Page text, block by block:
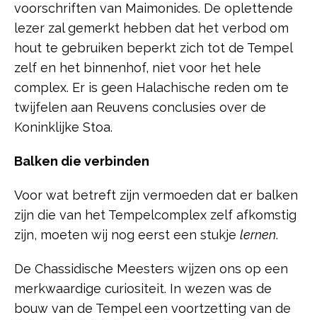
voorschriften van Maimonides. De oplettende
lezer zal gemerkt hebben dat het verbod om
hout te gebruiken beperkt zich tot de Tempel
zelf en het binnenhof, niet voor het hele
complex. Er is geen Halachische reden om te
twijfelen aan Reuvens conclusies over de
Koninklijke Stoa.
Balken die verbinden
Voor wat betreft zijn vermoeden dat er balken
zijn die van het Tempelcomplex zelf afkomstig
zijn, moeten wij nog eerst een stukje lernen.
De Chassidische Meesters wijzen ons op een
merkwaardige curiositeit. In wezen was de
bouw van de Tempel een voortzetting van de